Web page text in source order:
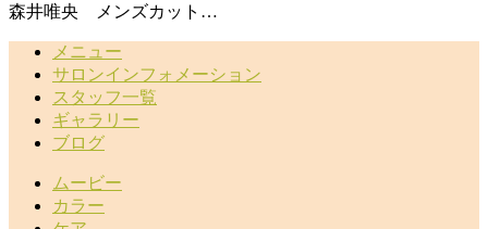
森井唯央 メンズカット…
メニュー
サロンインフォメーション
スタッフ一覧
ギャラリー
ブログ
ムービー
カラー